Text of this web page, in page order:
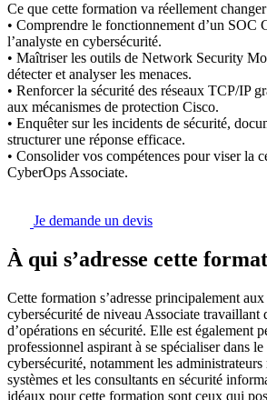
Ce que cette formation va réellement
• Comprendre le fonctionnement d’un SOC
l’analyste en cybersécurité.
• Maîtriser les outils de Network Security
détecter et analyser les menaces.
• Renforcer la sécurité des réseaux TCP/IP
aux mécanismes de protection Cisco.
• Enquêter sur les incidents de sécurité,
structurer une réponse efficace.
• Consolider vos compétences pour viser la
CyberOps Associate.
Je demande un devis
À qui s’adresse cette
Cette formation s’adresse principalement aux
cybersécurité de niveau Associate travaillant
d’opérations en sécurité. Elle est également
professionnel aspirant à se spécialiser dans
cybersécurité, notamment les administrateurs
systèmes et les consultants en sécurité
idéaux pour cette formation sont ceux qui